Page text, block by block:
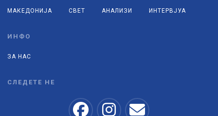
МАКЕДОНИЈА СВЕТ АНАЛИЗИ ИНТЕРВЈУА
ИНФО
ЗА НАС
СЛЕДЕТЕ НЕ